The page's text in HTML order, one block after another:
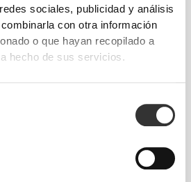
sociales, publicidad y análisis
con otra información
o que hayan recopilado a
hecho de sus servicios.
cada movimiento. El ajuste